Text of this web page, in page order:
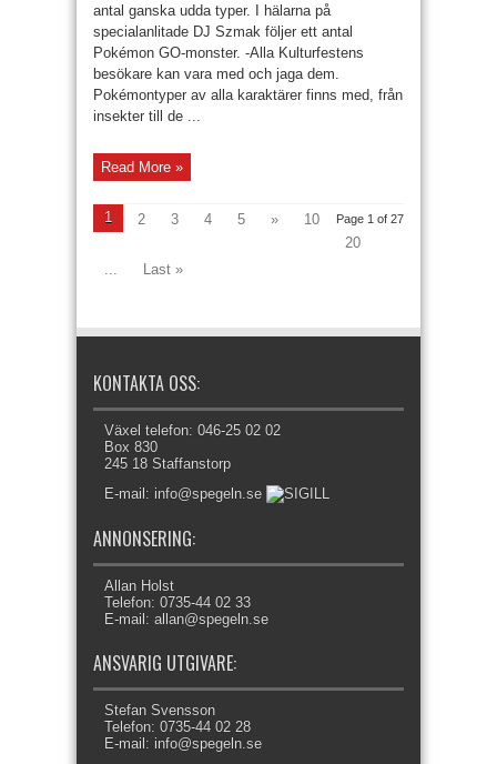
antal ganska udda typer. I hälarna på
specialanlitade DJ Szmak följer ett antal
Pokémon GO-monster. -Alla Kulturfestens
besökare kan vara med och jaga dem.
Pokémontyper av alla karaktärer finns med, från
insekter till de ...
Read More »
Page 1 of 27
1 2 3 4 5 »
10
20
Last »
KONTAKTA OSS:
Växel telefon: 046-25 02 02
Box 830
245 18 Staffanstorp
E-mail: info@spegeln.se
ANNONSERING:
Allan Holst
Telefon: 0735-44 02 33
E-mail: allan@spegeln.se
ANSVARIG UTGIVARE:
Stefan Svensson
Telefon: 0735-44 02 28
E-mail: info@spegeln.se